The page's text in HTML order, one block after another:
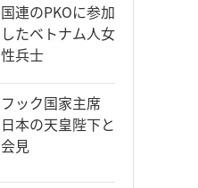
国連のPKOに参加
したベトナム人女
性兵士
フック国家主席
日本の天皇陛下と
会見